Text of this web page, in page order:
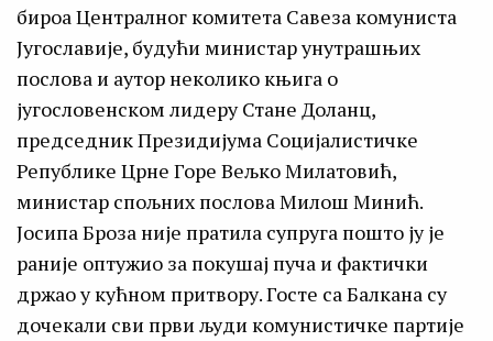
бироа Централног комитета Савеза комуниста
Југославије, будући министар унутрашњих
послова и аутор неколико књига о
југословенском лидеру Стане Доланц,
председник Президијума Социјалистичке
Републике Црне Горе Вељко Милатовић,
министар спољних послова Милош Минић.
Јосипа Броза није пратила супруга пошто ју је
раније оптужио за покушај пуча и фактички
држао у кућном притвору. Госте са Балкана су
дочекали сви први људи комунистичке партије